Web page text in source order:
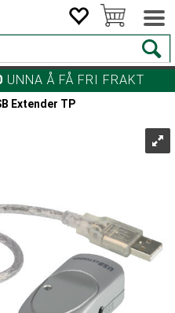
UNNA Å FÅ FRI FRAKT
Extender TP